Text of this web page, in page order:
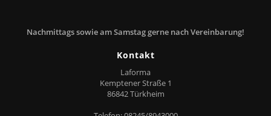
Nachmittags sowie am Samstag gerne nach Vereinbarung!
Kontakt
Laforma
Kemptener Straße 1
86842 Türkheim